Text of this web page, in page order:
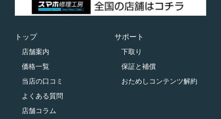
トップ
店舗案内
価格一覧
当店の口コミ
よくある質問
店舗コラム
サポート
下取り
保証と補償
おためしコンテンツ解約